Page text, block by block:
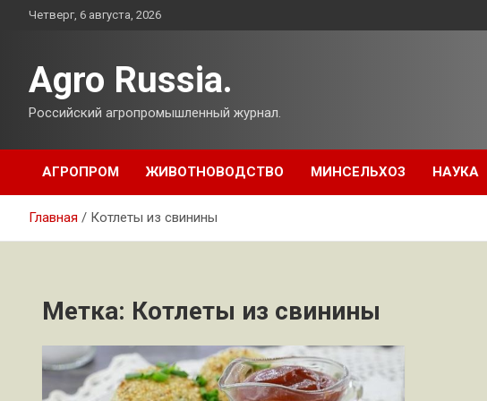
ПерейтиЧетверг, 6 августа, 2026
Agro Russia.
Российский агропромышленный журнал.
АГРОПРОМ ЖИВОТНОВОДСТВО МИНСЕЛЬХОЗ НАУКА
Главная Котлеты из свинины
Метка: Котлеты из свинины